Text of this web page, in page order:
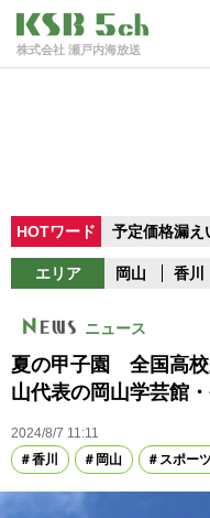
株式会社 瀬戸内海放送
HOTワード 予定価格漏え
エリア 岡山 香川
ニュース
夏の甲子園 全国高
山代表の岡山学芸館
2024/8/7 11:11
香川
岡山 スポー